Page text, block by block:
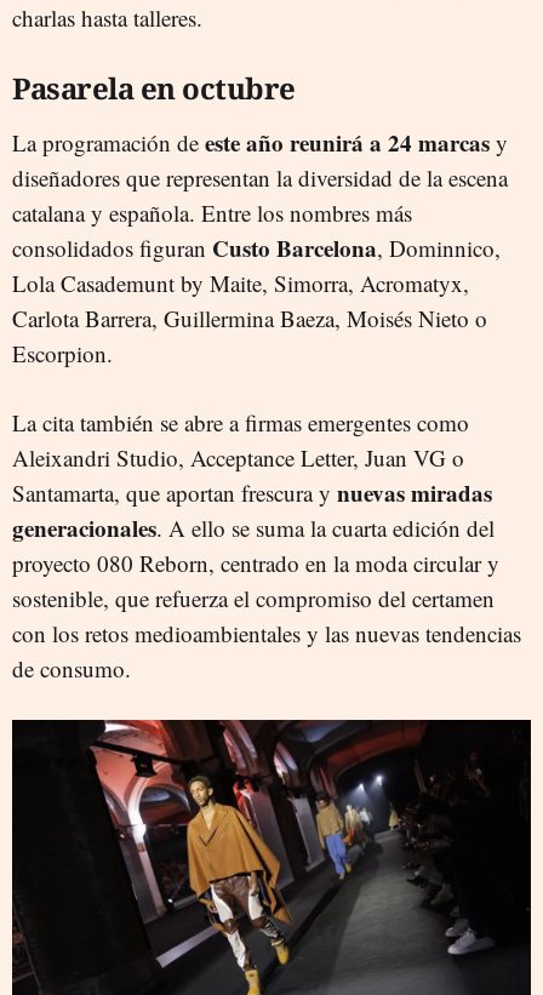
charlas hasta talleres.
Pasarela en octubre
La programación de este año reunirá a 24 marcas y
diseñadores que representan la diversidad de la escena
catalana y española. Entre los nombres más
consolidados figuran Custo Barcelona, Dominnico,
Lola Casademunt by Maite, Simorra, Acromatyx,
Carlota Barrera, Guillermina Baeza, Moisés Nieto o
Escorpion.
La cita también se abre a firmas emergentes como
Aleixandri Studio, Acceptance Letter, Juan VG o
Santamarta, que aportan frescura y nuevas miradas
generacionales. A ello se suma la cuarta edición del
proyecto 080 Reborn, centrado en la moda circular y
sostenible, que refuerza el compromiso del certamen
con los retos medioambientales y las nuevas tendencias
de consumo.